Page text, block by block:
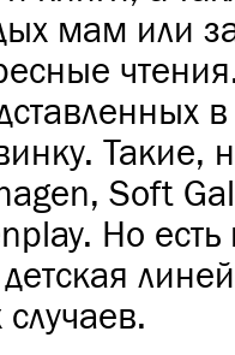
мам или
Такие,
Soft
Но есть